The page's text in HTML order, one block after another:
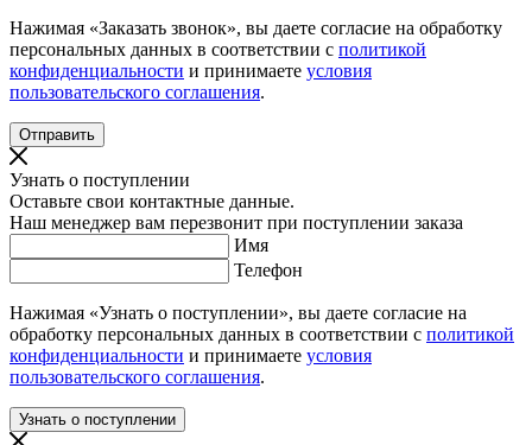
Нажимая «Заказать звонок», вы даете согласие на обработку
персональных данных в соответствии с политикой
конфиденциальности и принимаете условия
пользовательского соглашения.
Узнать о поступлении
Оставьте свои контактные данные.
Наш менеджер вам перезвонит при поступлении заказа
Имя
Телефон
Нажимая «Узнать о поступлении», вы даете согласие на
обработку персональных данных в соответствии с политикой
конфиденциальности и принимаете условия
пользовательского соглашения.